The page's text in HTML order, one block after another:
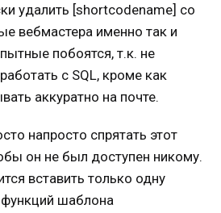
удалить [shortcodename] со
вебмастера именно так и
побоятся, т.к. не
с SQL, кроме как
аккуратно на почте.
напросто спрятать этот
он не был доступен никому.
вставить только одну
шаблона